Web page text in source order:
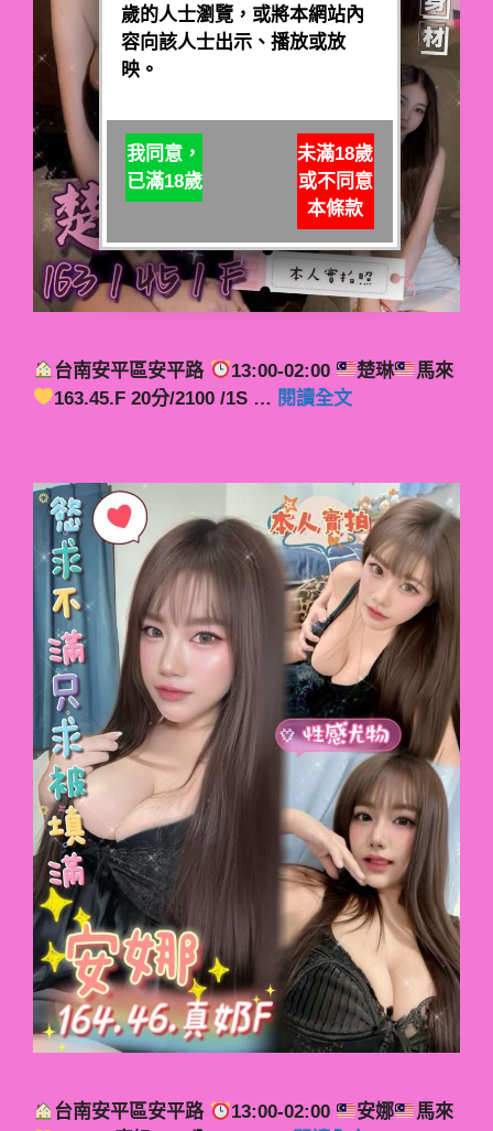
台南安平區安平路 13:00-02:00 楚琳
馬來
163.45.F 20分/2100 /1S … 閱讀全文
台南安平區安平路 13:00-02:00 安娜
馬來
歲的人士瀏覽，或將本網站內
容向該人士出示、播放或放
映。
我同意，
已滿18歲
未滿18歲
或不同意
本條款